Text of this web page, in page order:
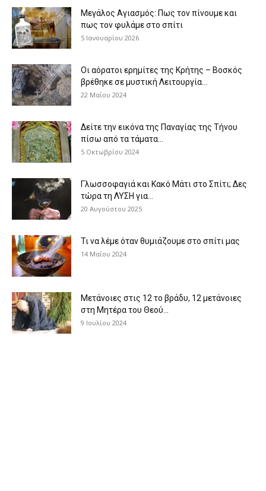
Μεγάλος Αγιασμός: Πως τον πίνουμε και
πως τον φυλάμε στο σπίτι
5 Ιανουαρίου 2026
Οι αόρατοι ερημίτες της Κρήτης – Βοσκός
βρέθηκε σε μυστική Λειτουργία...
22 Μαΐου 2024
Δείτε την εικόνα της Παναγίας της Τήνου
πίσω από τα τάματα...
5 Οκτωβρίου 2024
Γλωσσοφαγιά και Κακό Μάτι στο Σπίτι; Δες
τώρα τη ΛΥΣΗ για...
20 Αυγούστου 2025
Τι να λέμε όταν θυμιάζουμε στο σπίτι μας
14 Μαΐου 2024
Μετάνοιες στις 12 το βράδυ, 12 μετάνοιες
στη Μητέρα του Θεού...
9 Ιουλίου 2024